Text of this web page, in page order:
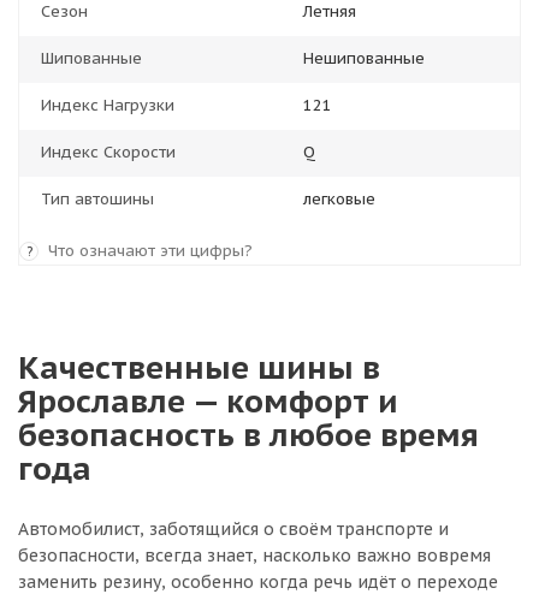
Сезон Летняя
Шипованные Нешипованные
Индекс Нагрузки 121
Индекс Скорости Q
Тип автошины легковые
? Что означают эти цифры?
Качественные шины в
Ярославле — комфорт и
безопасность в любое время
года
Автомобилист, заботящийся о своём транспорте и
безопасности, всегда знает, насколько важно вовремя
заменить резину, особенно когда речь идёт о переходе